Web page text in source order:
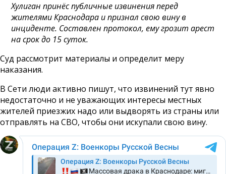
Хулиган принёс публичные извинения перед
жителями Краснодара и признал свою вину в
инциденте. Составлен протокол, ему грозит арест
на срок до 15 суток.
Суд рассмотрит материалы и определит меру
наказания.
В Сети люди активно пишут, что извинений тут явно
недостаточно и не уважающих интересы местных
жителей приезжих надо или выдворять из страны или
отправлять на СВО, чтобы они искупали свою вину.